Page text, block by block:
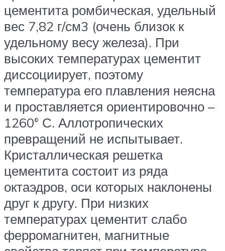
цементита ромбическая, удельный
вес 7,82 г/см3 (очень близок к
удельному весу железа). При
высоких температурах цементит
диссоциирует, поэтому
температура его плавления неясна
и проставляется ориентировочно –
1260° С. Аллотропических
превращений не испытывает.
Кристаллическая решетка
цементита состоит из ряда
октаэдров, оси которых наклонены
друг к другу. При низких
температурах цементит слабо
ферромагнитен, магнитные